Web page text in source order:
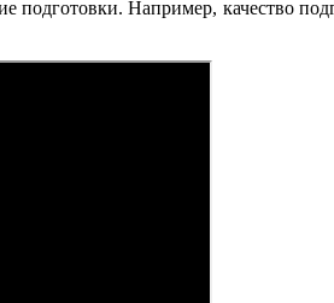
Например, качество